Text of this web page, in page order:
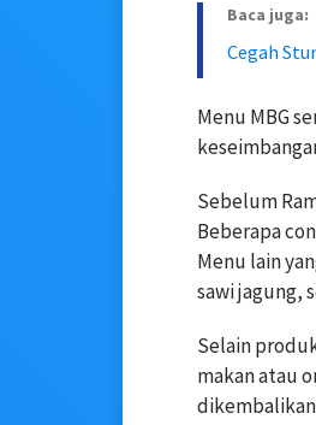
Baca juga:
Cegah
Menu MBG
Sebelum
Beberapa
Menu lain
sawi jagung,
Selain
makan atau